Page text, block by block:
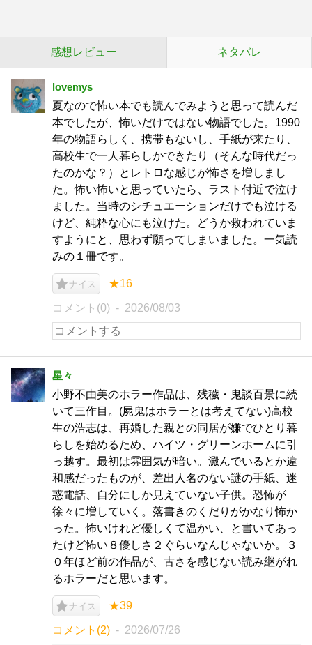
感想レビュー ネタバレ
lovemys
夏なので怖い本でも読んでみようと思って読んだ
本でしたが、怖いだけではない物語でした。1990
年の物語らしく、携帯もないし、手紙が来たり、
高校生で一人暮らしかできたり（そんな時代だっ
たのかな？）とレトロな感じが怖さを増しまし
た。怖い怖いと思っていたら、ラスト付近で泣け
ました。当時のシチュエーションだけでも泣ける
けど、純粋な心にも泣けた。どうか救われていま
すようにと、思わず願ってしまいました。一気読
みの１冊です。
ナイス ★16
コメント(0) 2026/08/03
星々
小野不由美のホラー作品は、残穢・鬼談百景に続
いて三作目。(屍鬼はホラーとは考えてない)高校
生の浩志は、再婚した親との同居が嫌でひとり暮
らしを始めるため、ハイツ・グリーンホームに引
っ越す。最初は雰囲気が暗い。澱んでいるとか違
和感だったものが、差出人名のない謎の手紙、迷
惑電話、自分にしか見えていない子供。恐怖が
徐々に増していく。落書きのくだりがかなり怖か
った。怖いけれど優しくて温かい、と書いてあっ
たけど怖い８優しさ２ぐらいなんじゃないか。３
０年ほど前の作品が、古さを感じない読み継がれ
るホラーだと思います。
ナイス ★39
コメント(2) 2026/07/26